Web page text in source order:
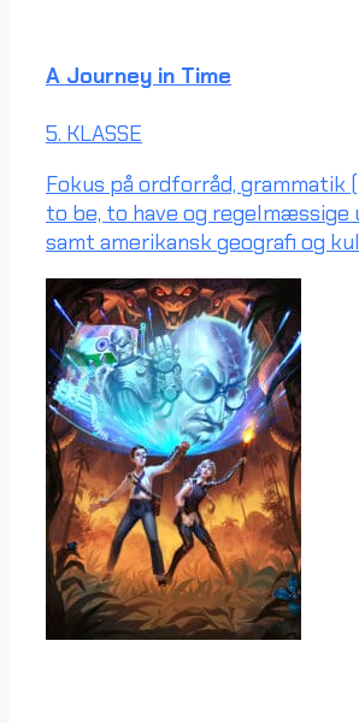
A Journey in Time
5. KLASSE
Fokus på ordforråd, grammatik
to be, to have og regelmæssige
samt amerikansk geografi og